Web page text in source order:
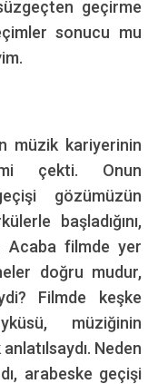
geçirme
sonucu mu
müzik kariyerinin
çekti. Onun
gözümüzün
başladığını,
Acaba filmde yer
doğru mudur,
Filmde keşke
müziğinin
Neden
arabeske geçişi